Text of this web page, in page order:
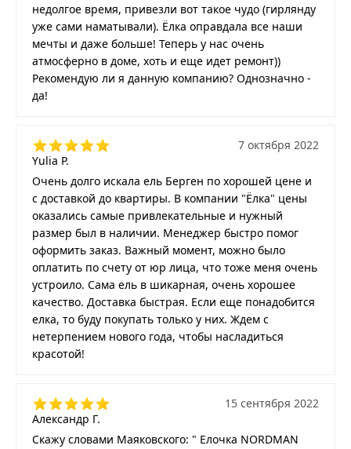
недолгое время, привезли вот такое чудо (гирлянду
уже сами наматывали). Ёлка оправдала все наши
мечты и даже больше! Теперь у нас очень
атмосферно в доме, хоть и еще идет ремонт))
Рекомендую ли я данную компанию? Однозначно -
да!
Yulia P.
7 октября 2022
Очень долго искала ель Берген по хорошей цене и
с доставкой до квартиры. В компании "Ёлка" цены
оказались самые привлекательные и нужный
размер был в наличии. Менеджер быстро помог
оформить заказ. Важный момент, можно было
оплатить по счету от юр лица, что тоже меня очень
устроило. Сама ель в шикарная, очень хорошее
качество. Доставка быстрая. Если еще понадобится
елка, то буду покупать только у них. Ждем с
нетерпением нового года, чтобы насладиться
красотой!
Александр Г.
15 сентября 2022
Скажу словами Маяковского: " Елочка NORDMAN